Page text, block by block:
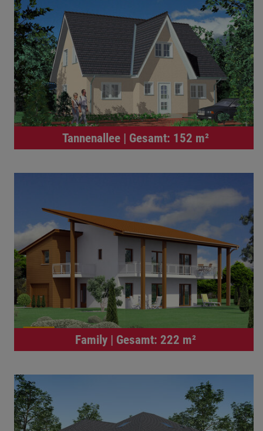
Tannenallee | Gesamt: 152 m²
Family | Gesamt: 222 m²